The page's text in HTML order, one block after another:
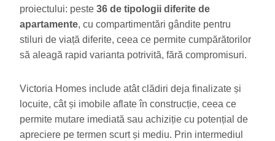
proiectului: peste 36 de tipologii diferite de
apartamente, cu compartimentări gândite pentru
stiluri de viață diferite, ceea ce permite cumpărătorilor
să aleagă rapid varianta potrivită, fără compromisuri.
Victoria Homes include atât clădiri deja finalizate și
locuite, cât și imobile aflate în construcție, ceea ce
permite mutare imediată sau achiziție cu potențial de
apreciere pe termen scurt și mediu. Prin intermediul